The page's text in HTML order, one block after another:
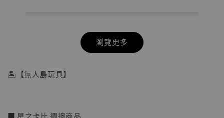
瀏覽更多
🏝【無人島玩具】
■ 星之卡比 週邊商品